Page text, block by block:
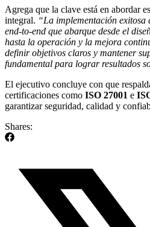
Agrega que la clave está en abordar
integral. “La implementación exitosa
end-to-end que abarque desde el
hasta la operación y la mejora
definir objetivos claros y mantener
fundamental para lograr resultados
El ejecutivo concluye con que
certificaciones como ISO 27001 e
garantizar seguridad, calidad y
Shares: